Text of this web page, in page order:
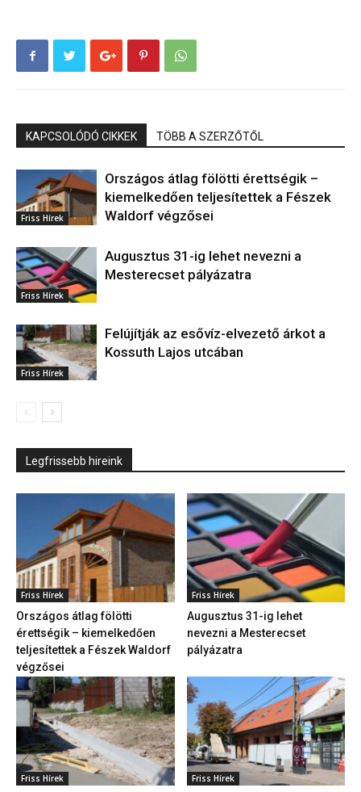
KAPCSOLÓDÓ CIKKEK TÖBB A SZERZŐTŐL
Friss Hírek
Országos átlag fölötti érettségik –
kiemelkedően teljesítettek a Fészek
Waldorf végzősei
Friss Hírek
Augusztus 31-ig lehet nevezni a
Mesterecset pályázatra
Friss Hírek
Felújítják az esővíz-elvezető árkot a
Kossuth Lajos utcában
Legfrissebb hireink
Friss Hírek
Országos átlag fölötti
érettségik – kiemelkedően
teljesítettek a Fészek Waldorf
végzősei
Friss Hírek
Augusztus 31-ig lehet
nevezni a Mesterecset
pályázatra
Friss Hírek Friss Hírek